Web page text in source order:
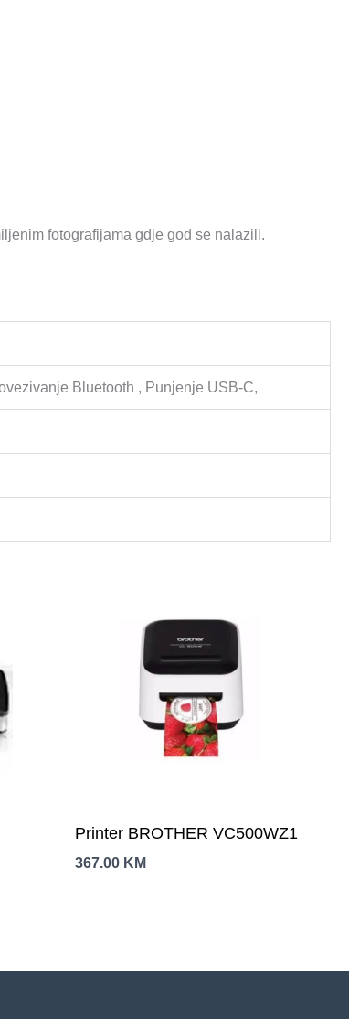
fotografijama gdje god se nalazili.
Bluetooth , Punjenje USB-C,
Printer BROTHER VC500WZ1
367.00 KM